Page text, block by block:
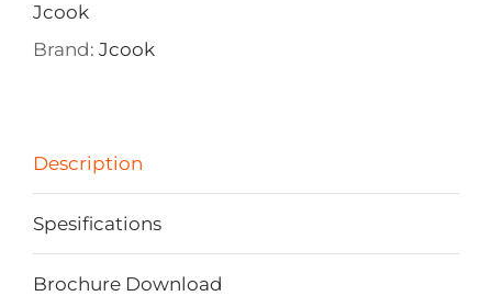
Jcook
Brand: Jcook
Description
Spesifications
Brochure Download